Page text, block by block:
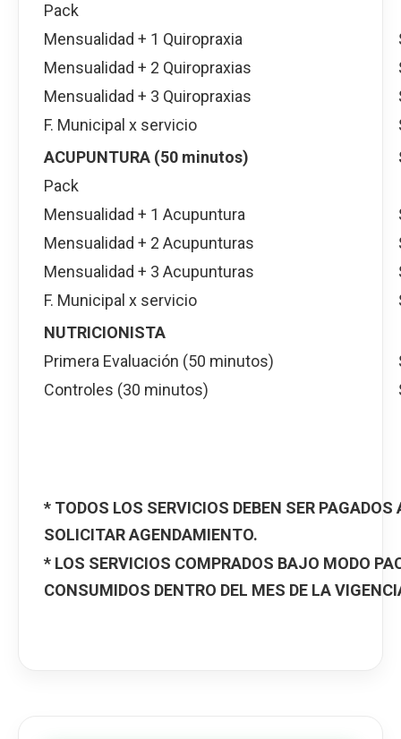
Pack
Mensualidad + 1 Quiropraxia
Mensualidad + 2 Quiropraxias
Mensualidad + 3 Quiropraxias
F. Municipal x servicio
ACUPUNTURA (50 minutos)
Pack
Mensualidad + 1 Acupuntura
Mensualidad + 2 Acupunturas
Mensualidad + 3 Acupunturas
F. Municipal x servicio
NUTRICIONISTA
Primera Evaluación (50 minutos)
Controles (30 minutos)
* TODOS LOS SERVICIOS DEBEN SER
SOLICITAR AGENDAMIENTO.
* LOS SERVICIOS COMPRADOS BAJO MODO
CONSUMIDOS DENTRO DEL MES DE LA